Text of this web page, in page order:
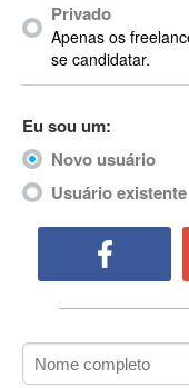
ActionScript
ActionScript 3
Active Directory
ActiveX
ActiveX Data Objects
Ada
Adianti Framework
Administração
Administração
Administração de
Administração de Banco
Privado
Apenas os
se candidatar.
Eu sou um:
Novo usuário
Usuário existente